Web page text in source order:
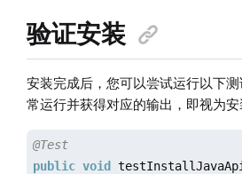
验证安装
安装完成后，您可以尝试运行以下
常运行并获得对应的输出，即视为安
@Test
public void